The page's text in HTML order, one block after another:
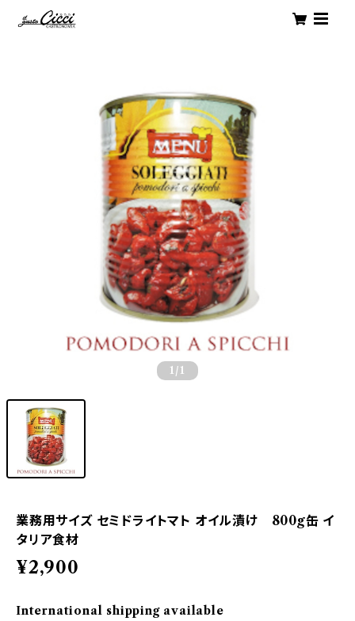
1 /1
業務用サイズ セミドライトマト オイル漬け 800g缶 イ
タリア食材
¥2,900
International shipping available